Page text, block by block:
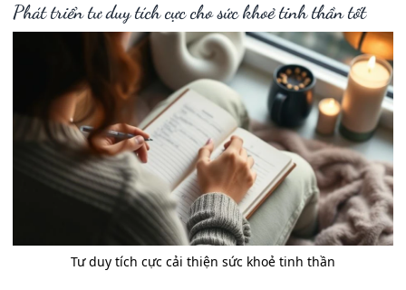
Phát triển tư duy tích cực cho sức khoẻ tinh thần tốt
Tư duy tích cực cải thiện sức khoẻ tinh thần